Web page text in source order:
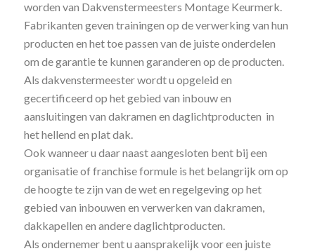
worden van Dakvenstermeesters Montage Keurmerk.
Fabrikanten geven trainingen op de verwerking van hun
producten en het toe passen van de juiste onderdelen
om de garantie te kunnen garanderen op de producten.
Als dakvenstermeester wordt u opgeleid en
gecertificeerd op het gebied van inbouw en
aansluitingen van dakramen en daglichtproducten in
het hellend en plat dak.
Ook wanneer u daar naast aangesloten bent bij een
organisatie of franchise formule is het belangrijk om op
de hoogte te zijn van de wet en regelgeving op het
gebied van inbouwen en verwerken van dakramen,
dakkapellen en andere daglichtproducten.
Als ondernemer bent u aansprakelijk voor een juiste